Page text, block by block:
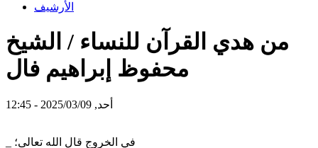
الأرشيف
من هدي القرآن للنساء / الشيخ
محفوظ إبراهيم فال
أحد, 2025/03/09 - 12:45